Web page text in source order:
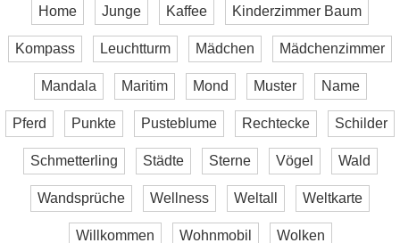
Home Junge Kaffee Kinderzimmer Baum
Kompass Leuchtturm Mädchen Mädchenzimmer
Mandala Maritim Mond Muster Name
Pferd Punkte Pusteblume Rechtecke Schilder
Schmetterling Städte Sterne Vögel Wald
Wandsprüche Wellness Weltall Weltkarte
Willkommen Wohnmobil Wolken